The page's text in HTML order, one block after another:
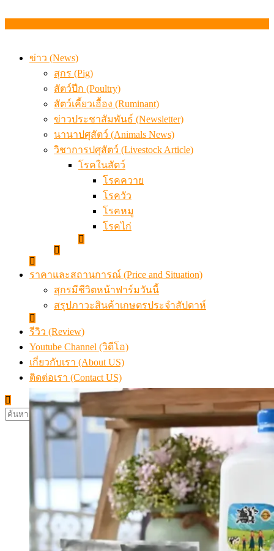
ข่าว (News)
สุกร (Pig)
สัตว์ปีก (Poultry)
สัตว์เคี้ยวเอื้อง (Ruminant)
ข่าวประชาสัมพันธ์ (Newsletter)
นานาปศุสัตว์ (Animals News)
วิชาการปศุสัตว์ (Livestock Article)
โรคในสัตว์
โรคควาย
โรควัว
โรคหมู
โรคไก่
ราคาและสถานการณ์ (Price and Situation)
สุกรมีชีวิตหน้าฟาร์มวันนี้
สรุปภาวะสินค้าเกษตรประจำสัปดาห์
รีวิว (Review)
Youtube Channel (วิดีโอ)
เกี่ยวกับเรา (About US)
ติดต่อเรา (Contact US)
ค้นหา